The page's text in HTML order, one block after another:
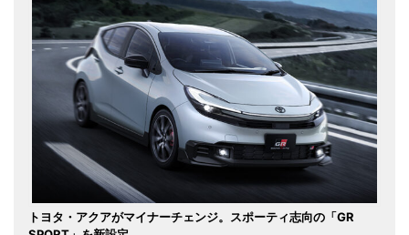
トヨタ・アクアがマイナーチェンジ。スポーティ志向の「GR